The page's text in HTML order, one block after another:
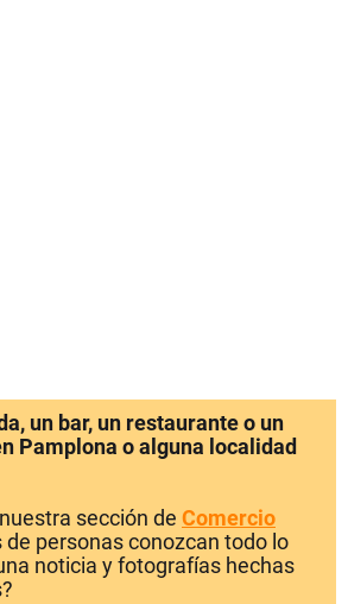
un bar, un restaurante o un
Pamplona o alguna localidad
sección de Comercio
de personas conozcan todo lo
noticia y fotografías hechas